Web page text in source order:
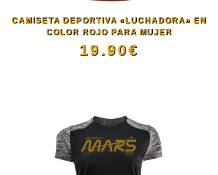
se
pueden
la
página
CAMISETA DEPORTIVA «LUCHADORA» EN
COLOR ROJO PARA MUJER
19.90€
tiene
múltiples